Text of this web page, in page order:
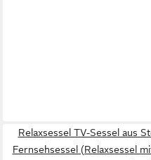
Relaxsessel TV-Sessel aus
Fernsehsessel (Relaxsessel